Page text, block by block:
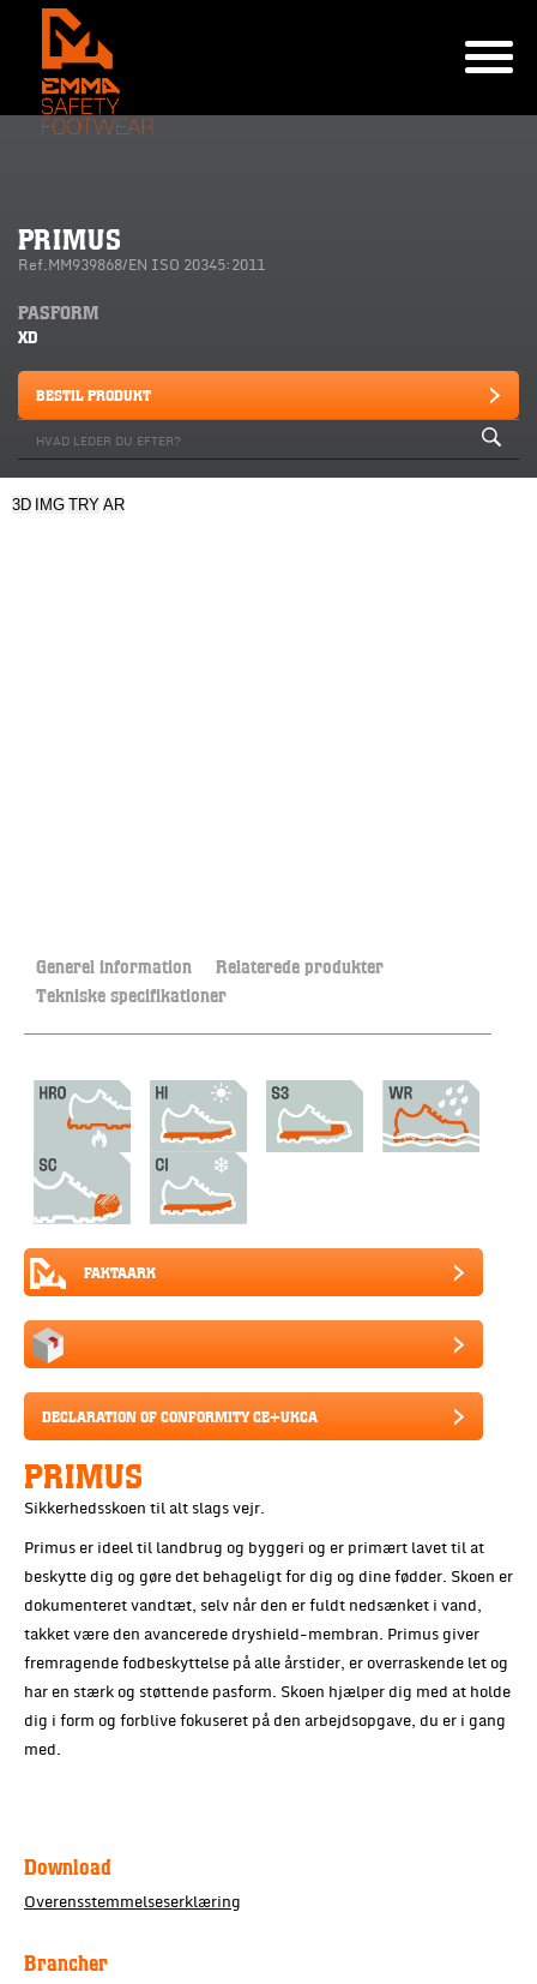
PRIMUS
Ref.MM939868/EN ISO 20345:2011
PASFORM
XD
BESTIL PRODUKT
3D IMG TRY AR
Generel information Relaterede produkter
Tekniske specifikationer
FAKTAARK
DECLARATION OF CONFORMITY CE+UKCA
PRIMUS
Sikkerhedsskoen til alt slags vejr.
Primus er ideel til landbrug og byggeri og er primært lavet til at
beskytte dig og gøre det behageligt for dig og dine fødder. Skoen er
dokumenteret vandtæt, selv når den er fuldt nedsænket i vand,
takket være den avancerede dryshield-membran. Primus giver
fremragende fodbeskyttelse på alle årstider, er overraskende let og
har en stærk og støttende pasform. Skoen hjælper dig med at holde
dig i form og forblive fokuseret på den arbejdsopgave, du er i gang
med.
Download
Overensstemmelseserklæring
Brancher